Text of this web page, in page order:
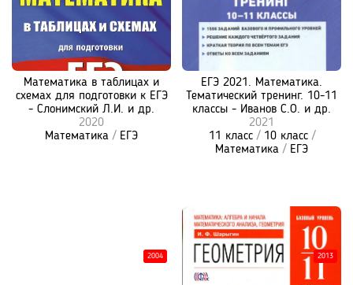
Математика в таблицах и
схемах для подготовки к ЕГЭ
- Слонимский Л.И. и др.
2020
Математика / ЕГЭ
ЕГЭ 2021. Математика.
Тематический тренинг. 10-11
классы - Иванов С.О. и др.
2021
11 класс/ 10 класс/
Математика / ЕГЭ
2004 2013